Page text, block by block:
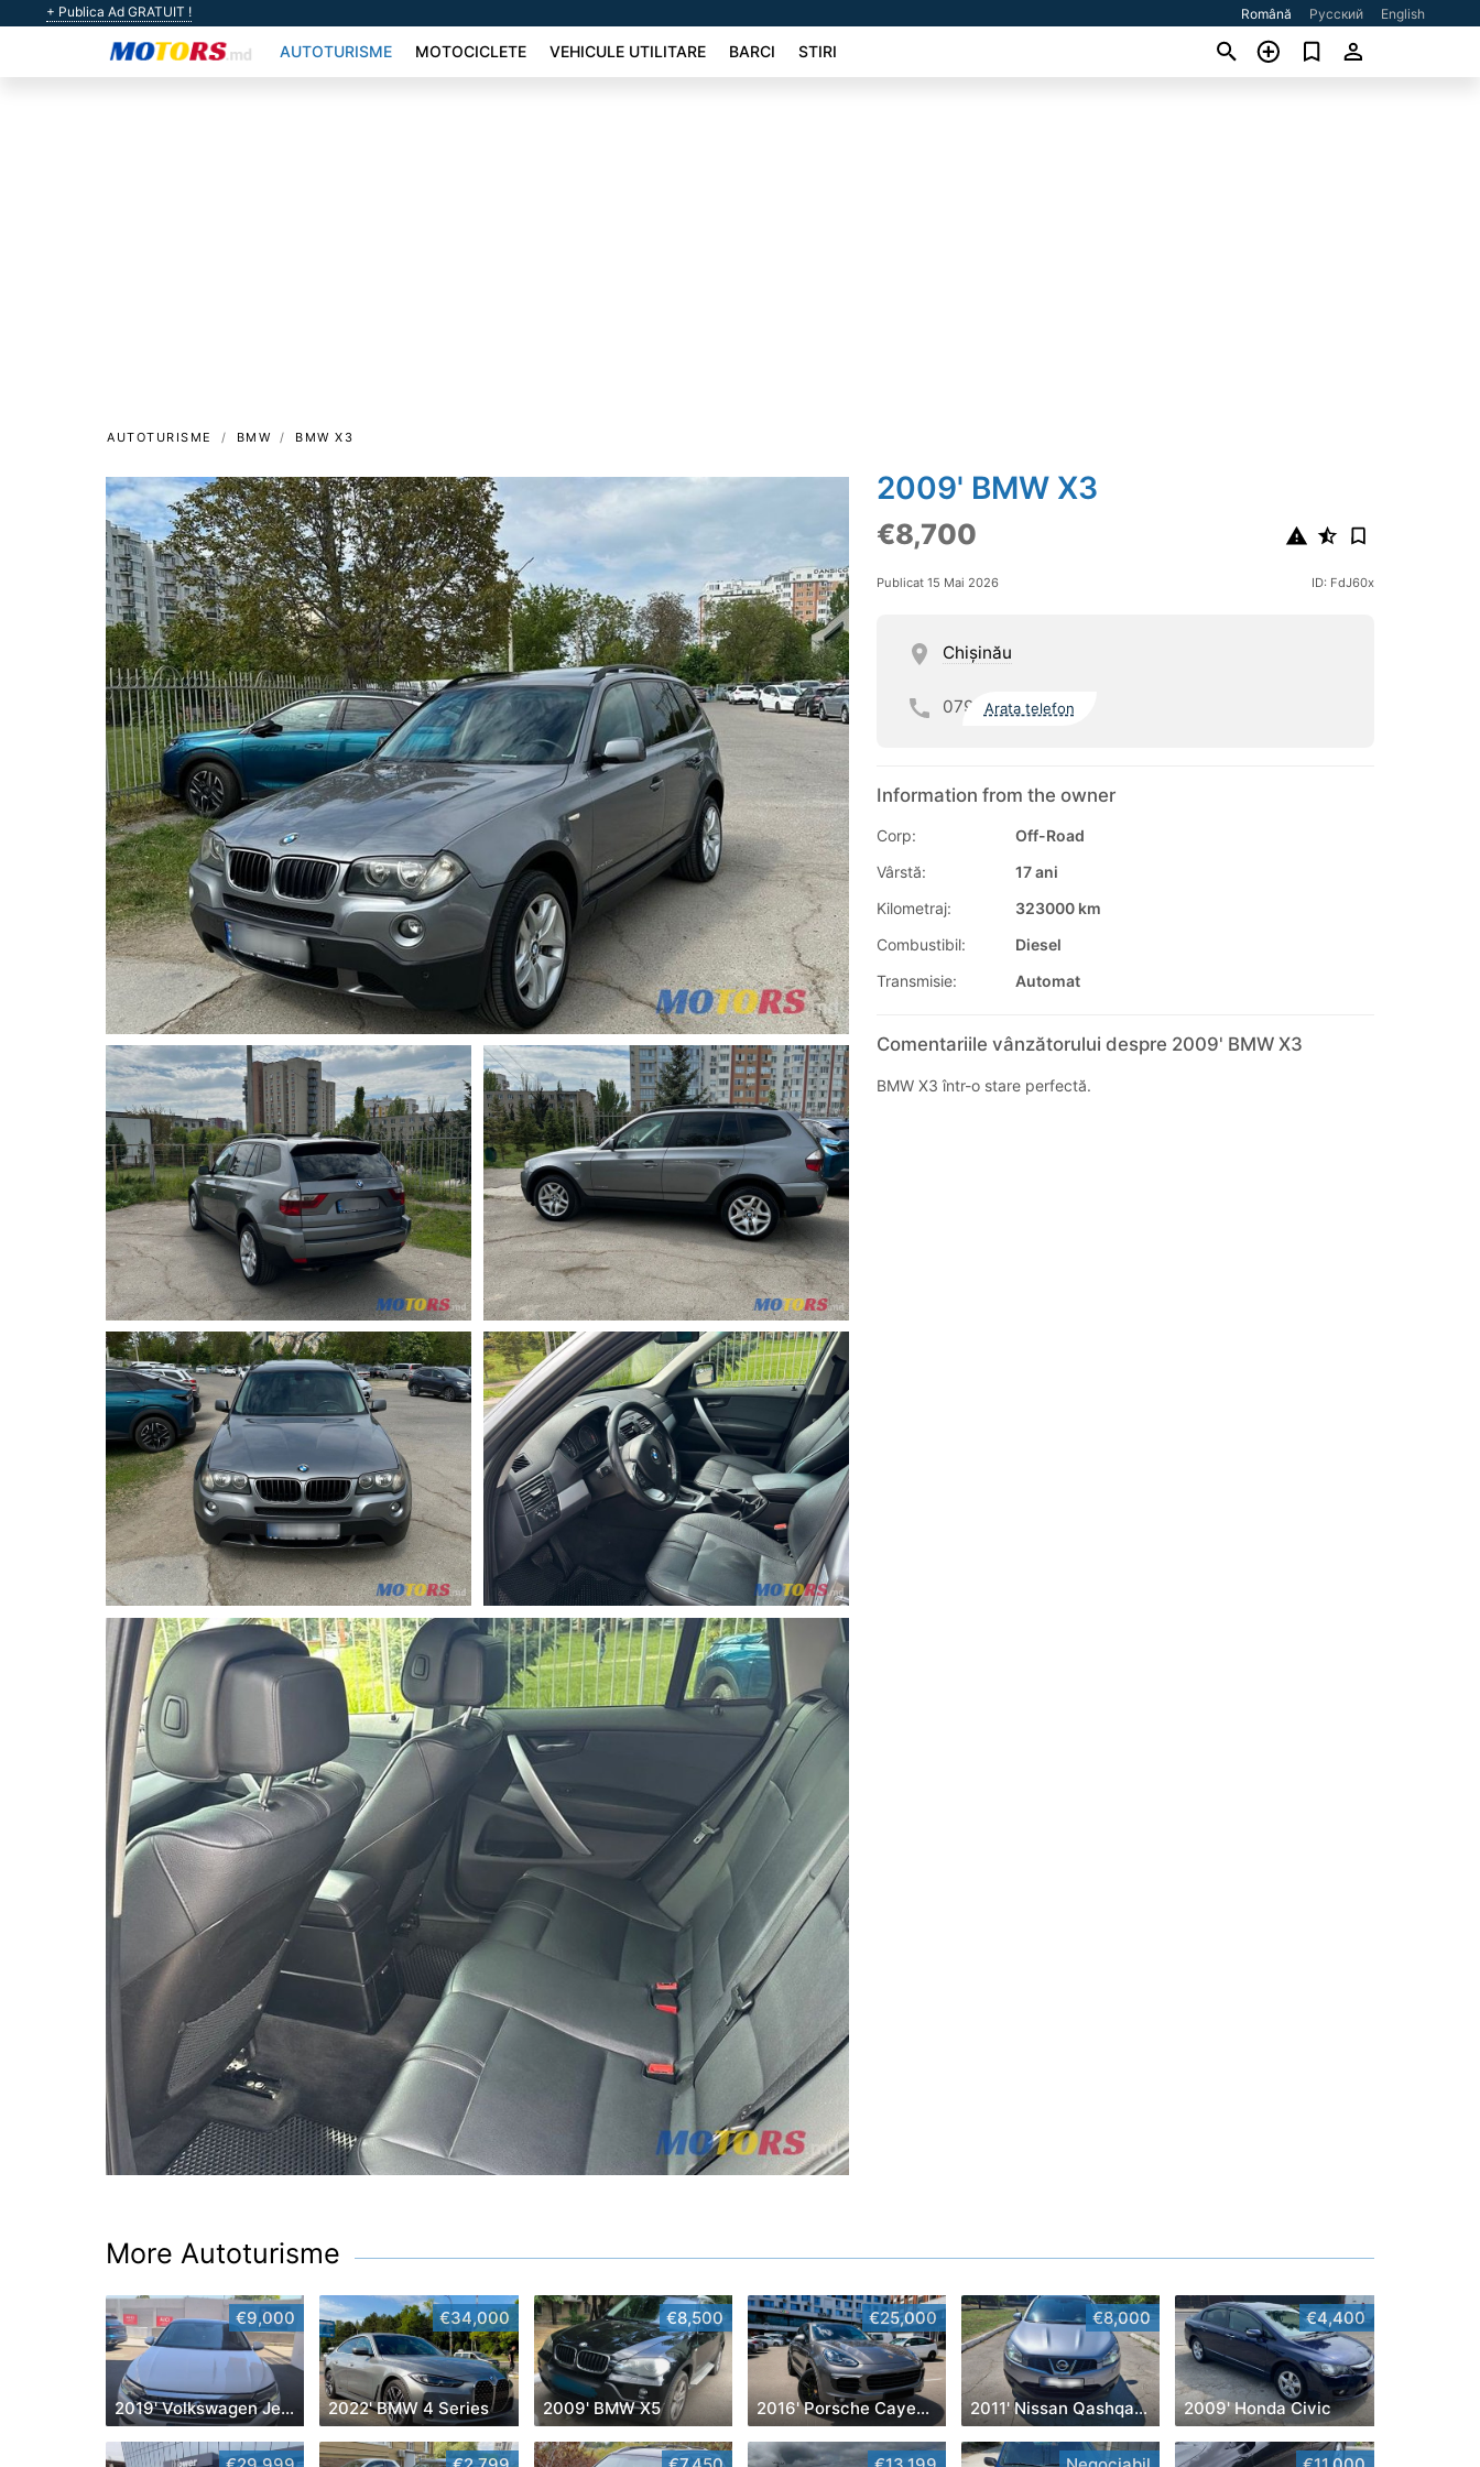
+ Publica Ad GRATUIT ! Română Русский English
AUTOTURISME MOTOCICLETE VEHICULE UTILITARE BARCI STIRI
AUTOTURISME BMW BMW X3
2009' BMW X3
€8,700
Publicat 15 Mai 2026 ID: FdJ60x
Chişinău
079 Arata telefon
Information from the owner
Corp:
Off-Road
Vârstă:
17 ani
Kilometraj:
323000 km
Combustibil:
Diesel
Transmisie:
Automat
Comentariile vânzătorului despre 2009' BMW X3
BMW X3 într-o stare perfectă.
More Autoturisme
€9,000
2019' Volkswagen Jetta
€34,000
2022' BMW 4 Series
€8,500
2009' BMW X5
€25,000
2016' Porsche Cayenne
€8,000
2011' Nissan Qashqai+2
€4,400
2009' Honda Civic